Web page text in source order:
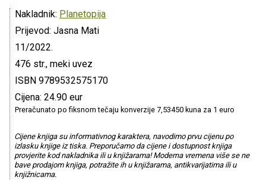
Nakladnik: Planetopija
Prijevod: Jasna Mati
11/2022.
476 str., meki uvez
ISBN 9789532575170
Cijena: 24.90 eur
Preračunato po fiksnom tečaju konverzije 7,53450 kuna za 1 euro
Cijene knjiga su informativnog karaktera, navodimo prvu cijenu po
izlasku knjige iz tiska. Preporučamo da cijene i dostupnost knjiga
provjerite kod nakladnika ili u knjižarama! Moderna vremena više se ne
bave prodajom knjiga, potražite ih u knjižarama, antikvarijatima ili u
knjižnicama.